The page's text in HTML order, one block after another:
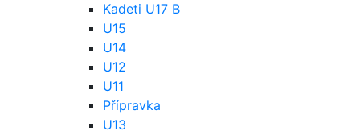
Kadeti U17 B
U15
U14
U12
U11
Přípravka
U13